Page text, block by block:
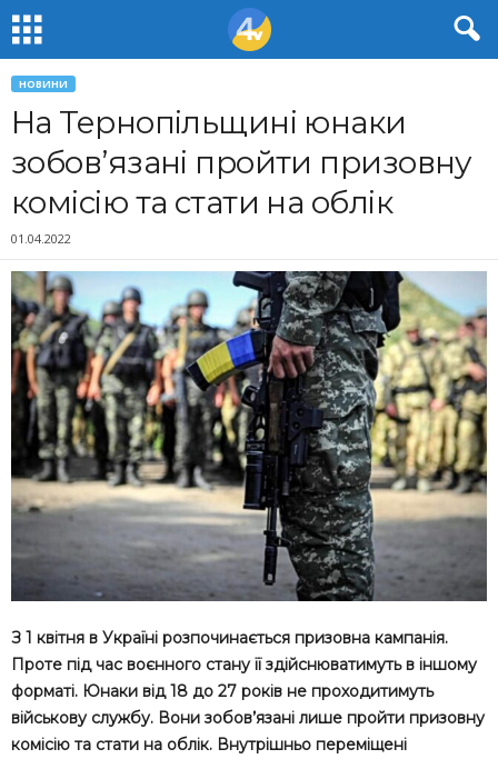
НОВИНИ
На Тернопільщині юнаки
зобов’язані пройти призовну
комісію та стати на облік
01.04.2022
З 1 квітня в Україні розпочинається призовна кампанія.
Проте під час воєнного стану її здійснюватимуть в іншому
форматі. Юнаки від 18 до 27 років не проходитимуть
військову службу. Вони зобов’язані лише пройти призовну
комісію та стати на облік. Внутрішньо переміщені